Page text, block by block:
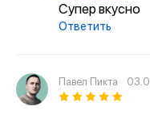
Супер вкусно
Ответить
Павел Пикта